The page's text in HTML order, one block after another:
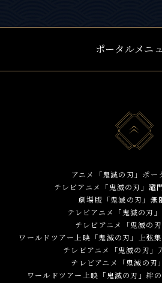
ポータルメニ
アニメ「鬼滅の刃」ポー
テレビアニメ「鬼滅の刃」竈
劇場版「鬼滅の刃」無
テレビアニメ「鬼滅の刃
テレビアニメ「鬼滅の
ワールドツアー上映「鬼滅の刃」上弦
テレビアニメ「鬼滅の刃」
テレビアニメ「鬼滅の刃
ワールドツアー上映「鬼滅の刃」絆